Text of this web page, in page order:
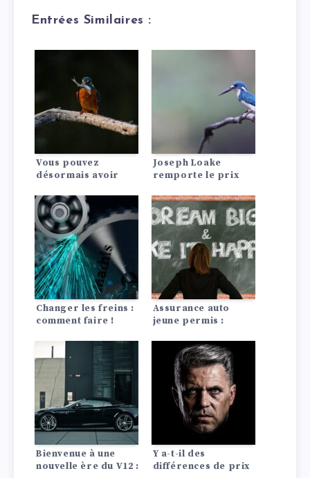
Entrées Similaires :
Vous pouvez
désormais avoir
voiture de James
Bond grâce aux
poignées de porte à
amortisseur
électrique.
Joseph Loake
remporte le prix
AUTOSPORT BRDC
du jeune pilote de
l’année.
Changer les freins :
comment faire !
Assurance auto
jeune permis :
moins cher
Bienvenue à une
nouvelle ère du V12 :
Y a-t-il des
différences de prix